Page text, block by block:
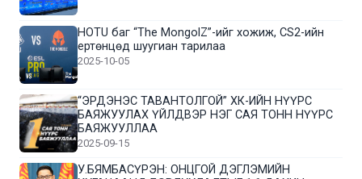
HOTU баг “The MongolZ”-ийг хожиж, CS2-ийн
ертөнцөд шуугиан тарилаа
2025-10-05
“ЭРДЭНЭС ТАВАНТОЛГОЙ” ХК-ИЙН НҮҮРС
БАЯЖУУЛАХ ҮЙЛДВЭР НЭГ САЯ ТОНН НҮҮРС
БАЯЖУУЛЛАА
2025-09-15
У.БЯМБАСҮРЭН: ОНЦГОЙ ДЭГЛЭМИЙН